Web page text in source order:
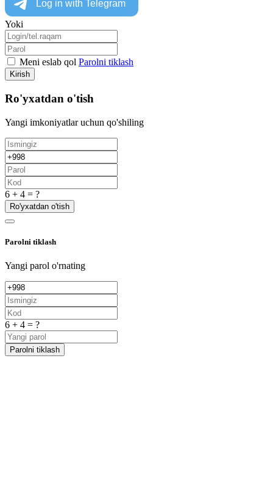
Yoki
Meni eslab qol Parolni tiklash
Kirish
Ro'yxatdan o'tish
Yangi imkoniyatlar uchun qo'shiling
6 + 4 = ?
Ro'yxatdan o'tish
Parolni tiklash
Yangi parol o'rnating
6 + 4 = ?
Parolni tiklash